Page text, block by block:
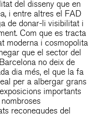
del disseny que en
i entre altres el FAD
de donar-li visibilitat i
Com que es tracta
moderna i cosmopolita
que el sector del
no deix de
dia més, el que la fa
per a albergar grans
importants
reconegudes del